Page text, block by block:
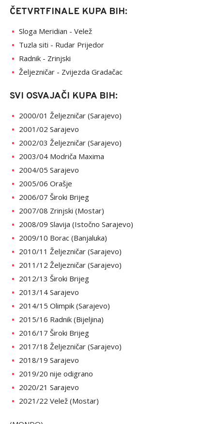
ČETVRTFINALE KUPA BIH:
Sloga Meridian - Velež
Tuzla siti - Rudar Prijedor
Radnik - Zrinjski
Željezničar - Zvijezda Gradačac
SVI OSVAJAČI KUPA BIH:
2000/01 Željezničar (Sarajevo)
2001/02 Sarajevo
2002/03 Željezničar (Sarajevo)
2003/04 Modriča Maxima
2004/05 Sarajevo
2005/06 Orašje
2006/07 Široki Brijeg
2007/08 Zrinjski (Mostar)
2008/09 Slavija (Istočno Sarajevo)
2009/10 Borac (Banjaluka)
2010/11 Željezničar (Sarajevo)
2011/12 Željezničar (Sarajevo)
2012/13 Široki Brijeg
2013/14 Sarajevo
2014/15 Olimpik (Sarajevo)
2015/16 Radnik (Bijeljina)
2016/17 Široki Brijeg
2017/18 Željezničar (Sarajevo)
2018/19 Sarajevo
2019/20 nije odigrano
2020/21 Sarajevo
2021/22 Velež (Mostar)